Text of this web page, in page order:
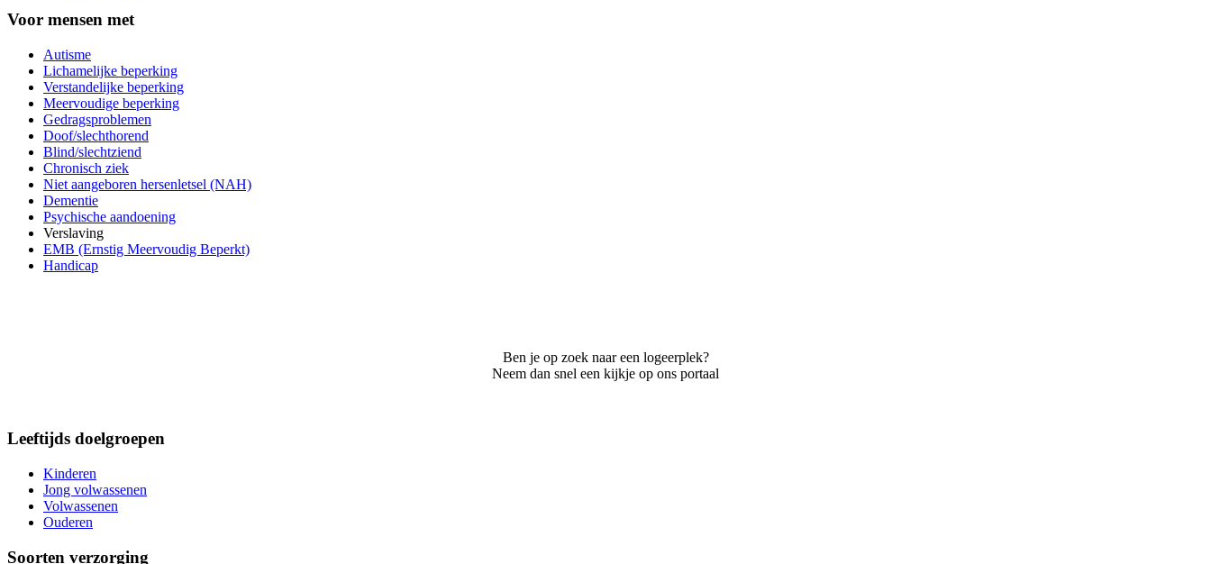
Voor mensen met
Autisme
Lichamelijke beperking
Verstandelijke beperking
Meervoudige beperking
Gedragsproblemen
Doof/slechthorend
Blind/slechtziend
Chronisch ziek
Niet aangeboren hersenletsel (NAH)
Dementie
Psychische aandoening
Verslaving
EMB (Ernstig Meervoudig Beperkt)
Handicap
Ben je op zoek naar een logeerplek?
Neem dan snel een kijkje op ons portaal
Leeftijds doelgroepen
Kinderen
Jong volwassenen
Volwassenen
Ouderen
Soorten verzorging